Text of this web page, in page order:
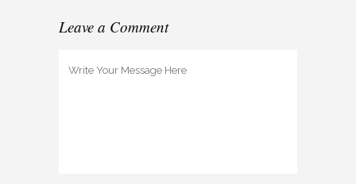
Leave a Comment